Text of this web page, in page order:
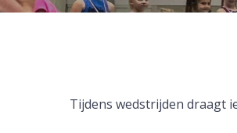
Tijdens wedstrijden draagt